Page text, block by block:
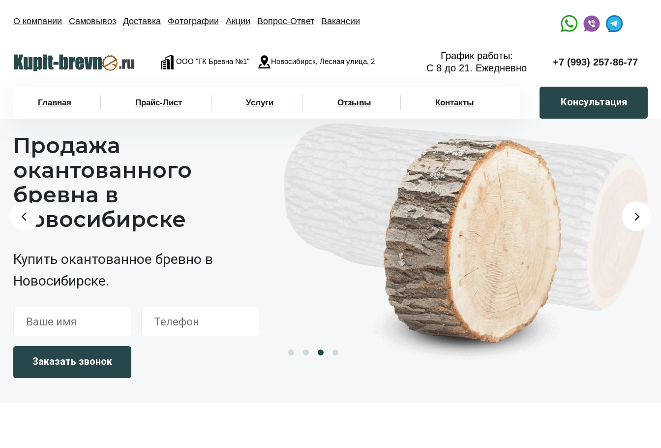
О компании Самовывоз Доставка Фотографии Акции Вопрос-Ответ Вакансии
ООО "ГК Бревна №1" Новосибирск, Лесная улица, 2
График работы:
С 8 до 21. Ежедневно
+7 (993) 257-86-77
Главная Прайс-Лист Услуги Отзывы Контакты Консультация
Продажа
окантованного
бревна в
Новосибирске
Купить окантованное бревно в
Новосибирске.